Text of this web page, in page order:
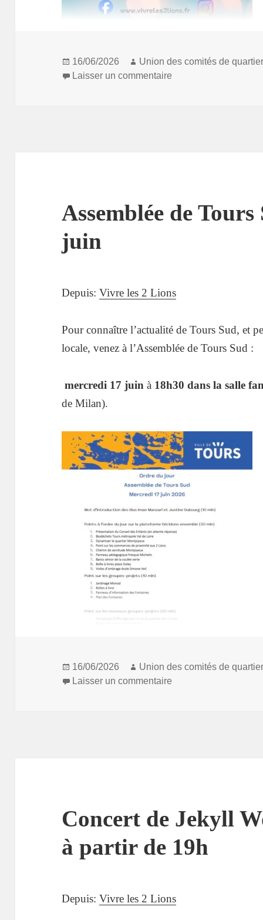
Publié
le
16/06/2026 Auteur
Union des comités de
Laisser un commentaire
Assemblée de
juin
Depuis:Vivre les 2 Lions
Pour connaître l’actualité de Tours Sud, et
locale, venez à l’Assemblée de Tours Sud :
mercredi 17 juin à 18h30 dans la salle
de Milan).
Publié
le
16/06/2026 Auteur
Union des comités de
Laisser un commentaire
Concert de Jekyll
à partir de 19h
Depuis:Vivre les 2 Lions